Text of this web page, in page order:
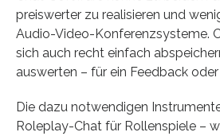
preiswerter zu realisieren und
Audio-Video-Konferenzsysteme.
sich auch recht einfach
auswerten – für ein Feedback
Die dazu notwendigen
Roleplay-Chat für Rollenspiele –